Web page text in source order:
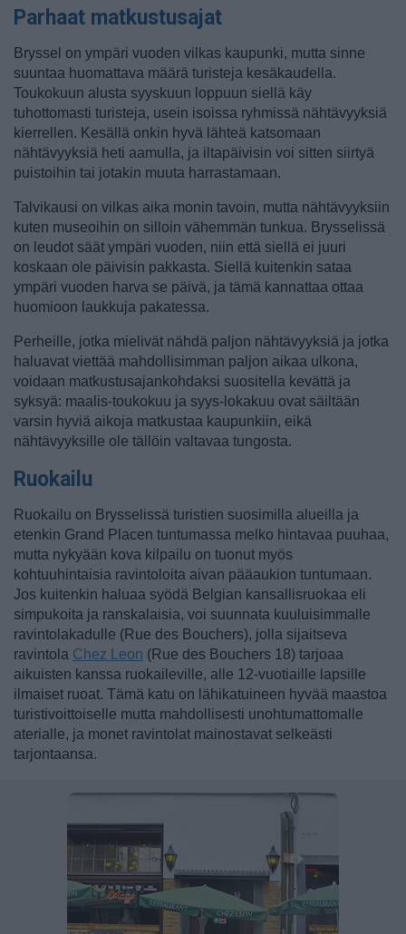
Parhaat matkustusajat
Bryssel on ympäri vuoden vilkas kaupunki, mutta sinne
suuntaa huomattava määrä turisteja kesäkaudella.
Toukokuun alusta syyskuun loppuun siellä käy
tuhottomasti turisteja, usein isoissa ryhmissä nähtävyyksiä
kierrellen. Kesällä onkin hyvä lähteä katsomaan
nähtävyyksiä heti aamulla, ja iltapäivisin voi sitten siirtyä
puistoihin tai jotakin muuta harrastamaan.
Talvikausi on vilkas aika monin tavoin, mutta nähtävyyksiin
kuten museoihin on silloin vähemmän tunkua. Brysselissä
on leudot säät ympäri vuoden, niin että siellä ei juuri
koskaan ole päivisin pakkasta. Siellä kuitenkin sataa
ympäri vuoden harva se päivä, ja tämä kannattaa ottaa
huomioon laukkuja pakatessa.
Perheille, jotka mielivät nähdä paljon nähtävyyksiä ja jotka
haluavat viettää mahdollisimman paljon aikaa ulkona,
voidaan matkustusajankohdaksi suositella kevättä ja
syksyä: maalis-toukokuu ja syys-lokakuu ovat säiltään
varsin hyviä aikoja matkustaa kaupunkiin, eikä
nähtävyyksille ole tällöin valtavaa tungosta.
Ruokailu
Ruokailu on Brysselissä turistien suosimilla alueilla ja
etenkin Grand Placen tuntumassa melko hintavaa puuhaa,
mutta nykyään kova kilpailu on tuonut myös
kohtuuhintaisia ravintoloita aivan pääaukion tuntumaan.
Jos kuitenkin haluaa syödä Belgian kansallisruokaa eli
simpukoita ja ranskalaisia, voi suunnata kuuluisimmalle
ravintolakadulle (Rue des Bouchers), jolla sijaitseva
ravintola Chez Leon (Rue des Bouchers 18) tarjoaa
aikuisten kanssa ruokaileville, alle 12-vuotiaille lapsille
ilmaiset ruoat. Tämä katu on lähikatuineen hyvää maastoa
turistivoittoiselle mutta mahdollisesti unohtumattomalle
aterialle, ja monet ravintolat mainostavat selkeästi
tarjontaansa.